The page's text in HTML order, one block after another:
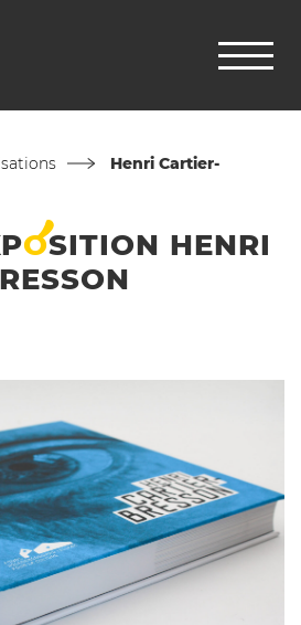
Henri Cartier-
OSITION HENRI